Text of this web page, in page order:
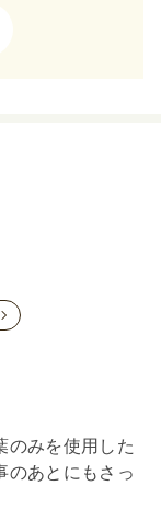
のみを使用した
のあとにもさっ